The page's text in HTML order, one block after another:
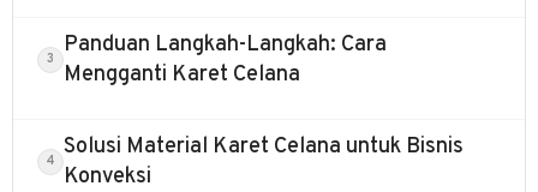
Panduan Langkah-Langkah: Cara
Mengganti Karet Celana
Solusi Material Karet Celana untuk Bisnis
Konveksi